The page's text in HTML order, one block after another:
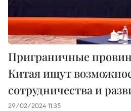
Приграничные
Китая ищут
сотрудничества и
29/02/2024 11:35